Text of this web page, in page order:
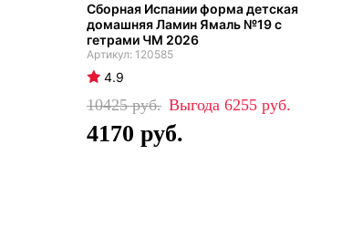
Сборная Испании форма детская
домашняя Ламин Ямаль №19 с
гетрами ЧМ 2026
120585
4.9
10425 6255
4170